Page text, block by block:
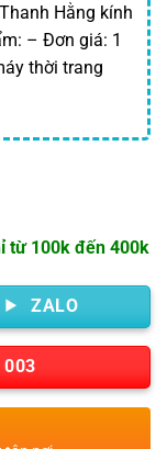
Hằng kính
– Đơn giá: 1
thời trang
từ 100k đến 400k
ZALO
003